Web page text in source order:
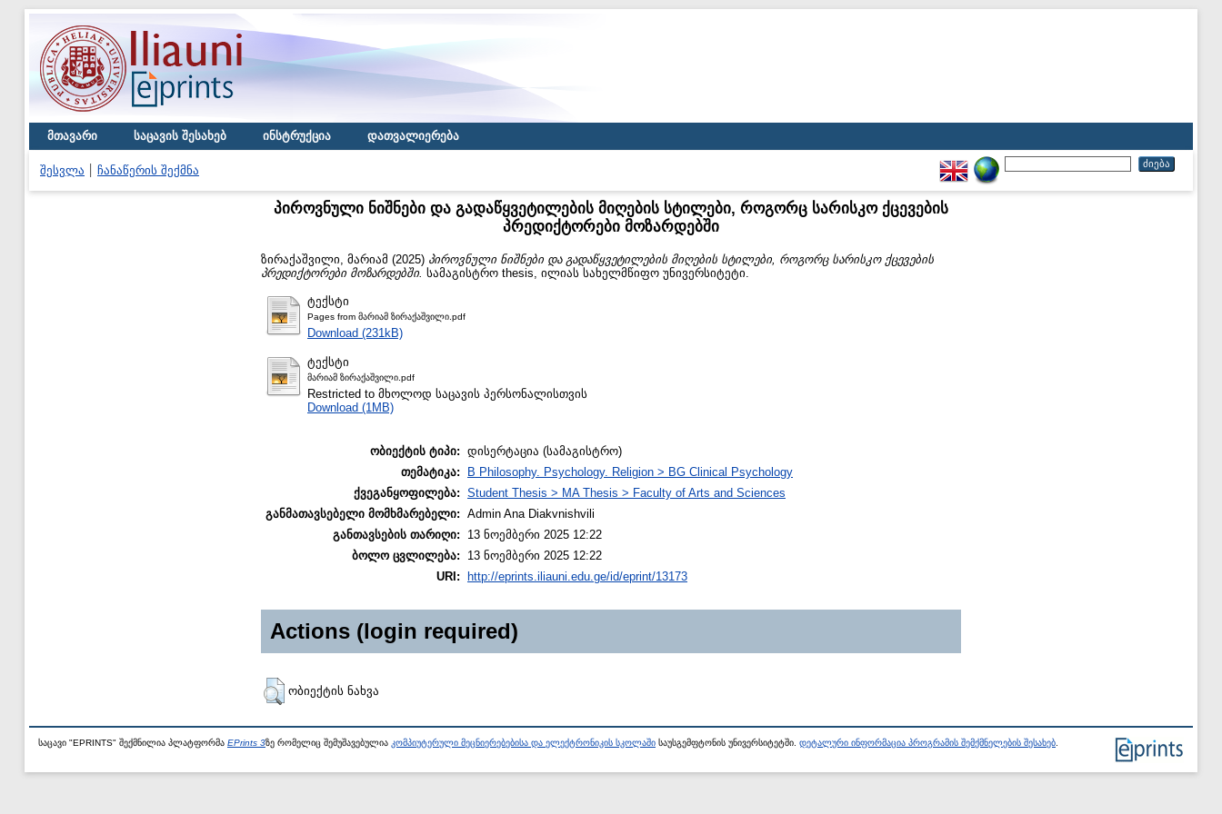
მთავარი საცავის შესახებ ინსტრუქცია დათვალიერება
შესვლა ჩანაწერის შექმნა
პიროვნული ნიშნები და გადაწყვეტილების მიღების სტილები, როგორც სარისკო ქცევების
პრედიქტორები მოზარდებში
ზირაქაშვილი, მარიამ (2025) პიროვნული ნიშნები და გადაწყვეტილების მიღების სტილები, როგორც სარისკო ქცევების
პრედიქტორები მოზარდებში. სამაგისტრო thesis, ილიას სახელმწიფო უნივერსიტეტი.
ტექსტი
Pages from მარიამ ზირაქაშვილი.pdf
Download (231kB)
ტექსტი
მარიამ ზირაქაშვილი.pdf
Restricted to მხოლოდ საცავის პერსონალისთვის
Download (1MB)
ობიექტის ტიპი: დისერტაცია (სამაგისტრო)
თემატიკა:
B Philosophy. Psychology. Religion > BG Clinical Psychology
ქვეგანყოფილება: Student Thesis > MA Thesis > Faculty of Arts and Sciences
განმათავსებელი მომხმარებელი: Admin Ana Diakvnishvili
განთავსების თარიღი:
13 ნოემბერი 2025 12:22
ბოლო ცვლილება:
13 ნოემბერი 2025 12:22
URI:
http://eprints.iliauni.edu.ge/id/eprint/13173
Actions (login required)
ობიექტის ნახვა
საცავი "EPRINTS" შექმნილია პლატფორმა EPrints 3ზე რომელიც შემუშავებულია კომპიუტერული მეცნიერებებისა და ელექტრონიკის სკოლაში საუსგემფტონის უნივერსიტეტში. დეტალური ინფორმაცია პროგრამის შემქმნელების შესახებ.